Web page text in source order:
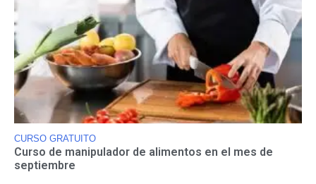
CURSO GRATUITO
Curso de manipulador de alimentos en el mes de
septiembre